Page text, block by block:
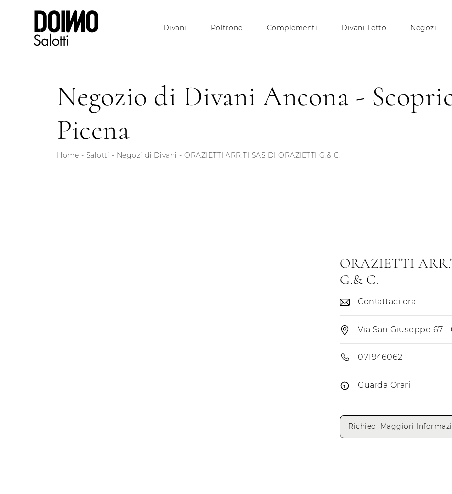
Divani Poltrone Complementi Divani Letto Negozi
Negozio di Divani Ancona -
Picena
Home - Salotti - Negozi di Divani - ORAZIETTI ARR.TI SAS DI ORAZIETTI G.& C.
ORAZIETTI
G.& C.
Contattaci ora
Via San Giuseppe 67
071946062
Guarda Orari
Lunedì
Richiedi Maggiori